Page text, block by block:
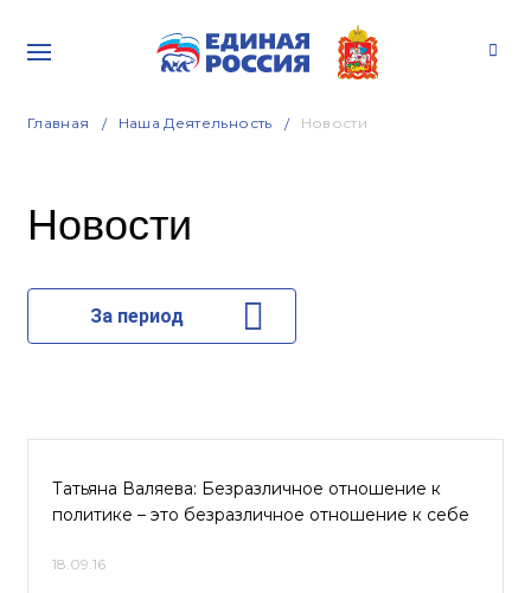
Главная Наша Деятельность Новости
Новости
За период
Татьяна Валяева: Безразличное отношение к
политике – это безразличное отношение к себе
18.09.16